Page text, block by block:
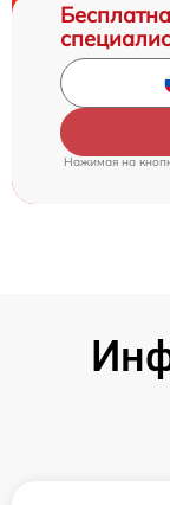
Нажимая на